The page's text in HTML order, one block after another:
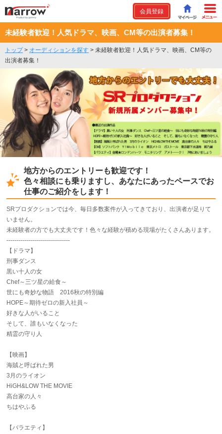
会員登録
未経験者歓迎！人気ドラマ、映画、CM等の出演者募集！
トップ> オーディションを探す > 未経験者歓迎！人気ドラマ、映画、CM等の
出演者募集！
地方からのエントリーも歓迎です！
色々相談にも乗りますし、あなたにあったペースでお
仕事のご紹介をします！
SRプロダクションでは今、毎日多数案件が入ってきており、出演者が足りて
いません。
未経験者の方でも大丈夫です！色々な経験が積める現場がたくさんあります。
--------------------------------
【ドラマ】
刑事ダンス
黒い十人の女
Chef～三ツ星の給食～
世にも奇妙な物語 2016秋の特別編
HOPE～期待ゼロの新入社員～
好きな人がいること
そして、誰もいなくなった
精霊の守り人
【映画】
海賊と呼ばれた男
3月のライオン
HiGH&LOW THE MOVIE
高台家の人々
ちはやふる
【バラエティ】